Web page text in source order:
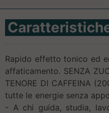
Rapido effetto tonico ed
affaticamento. SENZA
TENORE DI CAFFEINA
tutte le energie senza
- A chi guida, studia,